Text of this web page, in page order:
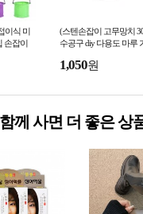
이식 미
손잡이
(스텐손잡이 고무망치
수공구 diy 다용도 마루
1,050원
함께 사면 더 좋은 상